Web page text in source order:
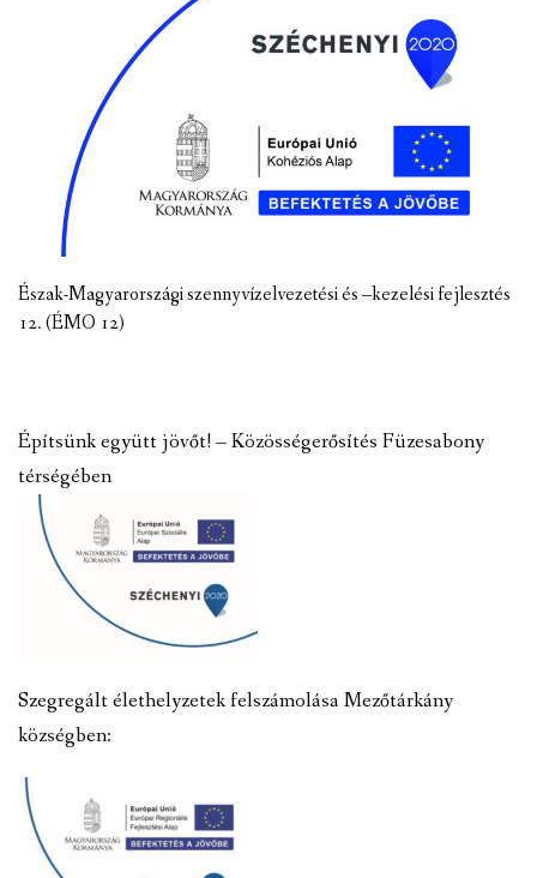
Észak-Magyarországi szennyvízelvezetési és –kezelési fejlesztés
12. (ÉMO 12)
Építsünk együtt jövőt! – Közösségerősítés Füzesabony
térségében
Szegregált élethelyzetek felszámolása Mezőtárkány
községben: